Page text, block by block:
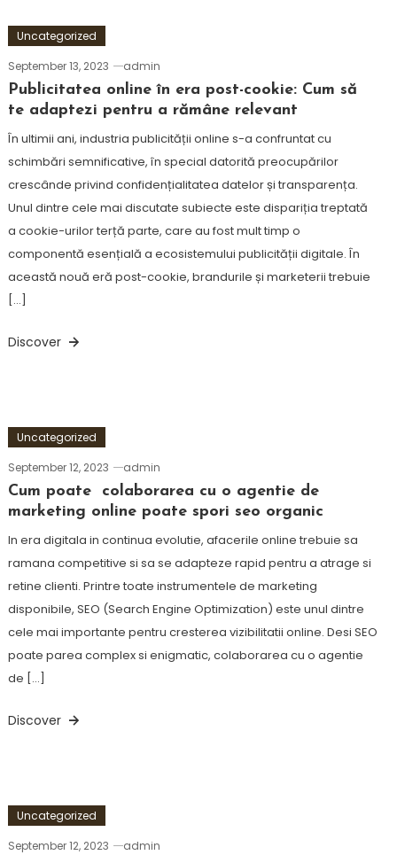
Uncategorized
September 13, 2023
admin
Publicitatea online în era post-cookie: Cum să
te adaptezi pentru a rămâne relevant
În ultimii ani, industria publicității online s-a confruntat cu
schimbări semnificative, în special datorită preocupărilor
crescânde privind confidențialitatea datelor și transparența.
Unul dintre cele mai discutate subiecte este dispariția treptată
a cookie-urilor terță parte, care au fost mult timp o
componentă esențială a ecosistemului publicității digitale. În
această nouă eră post-cookie, brandurile și marketerii trebuie
[…]
Discover
Uncategorized
September 12, 2023
admin
Cum poate colaborarea cu o agentie de
marketing online poate spori seo organic
In era digitala in continua evolutie, afacerile online trebuie sa
ramana competitive si sa se adapteze rapid pentru a atrage si
retine clienti. Printre toate instrumentele de marketing
disponibile, SEO (Search Engine Optimization) este unul dintre
cele mai importante pentru cresterea vizibilitatii online. Desi SEO
poate parea complex si enigmatic, colaborarea cu o agentie
de […]
Discover
Uncategorized
September 12, 2023
admin